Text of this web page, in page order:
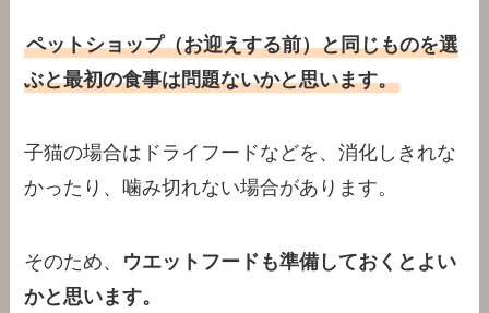
ペットショップ（お迎えする前）と同じものを選
ぶと最初の食事は問題ないかと思います。
子猫の場合はドライフードなどを、消化しきれな
かったり、噛み切れない場合があります。
そのため、 ウエットフードも準備しておくとよい
かと思います。